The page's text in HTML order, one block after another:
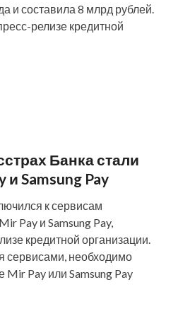
и составила 8 млрд рублей.
релизе кредитной
Банка стали
Samsung Pay
к сервисам
Pay и Samsung Pay,
кредитной организации.
сервисами, необходимо
Mir Pay или Samsung Pay